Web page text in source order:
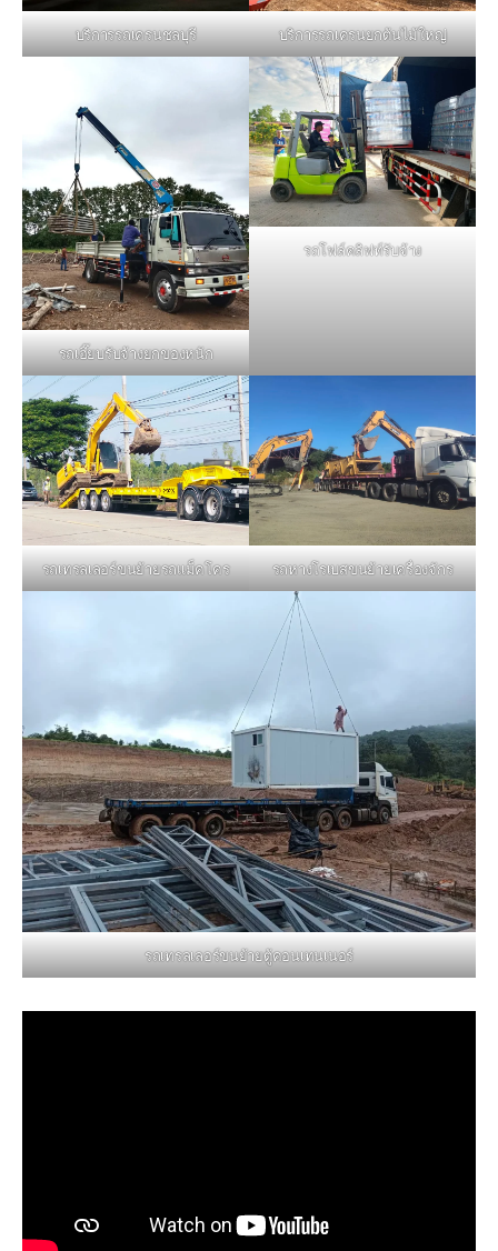
บริการรถเครนชลบุรี บริการรถเครนยกต้นไม้ใหญ่
รถเฮี๊ยบรับจ้างยกของหนัก
รถโฟล์คลิฟท์รับจ้าง
รถเทรลเลอร์ขนย้ายรถแม็คโคร รถหางโรเบสขนย้ายเครื่องจักร
รถเทรลเลอร์ขนย้ายตู้คอนเทนเนอร์